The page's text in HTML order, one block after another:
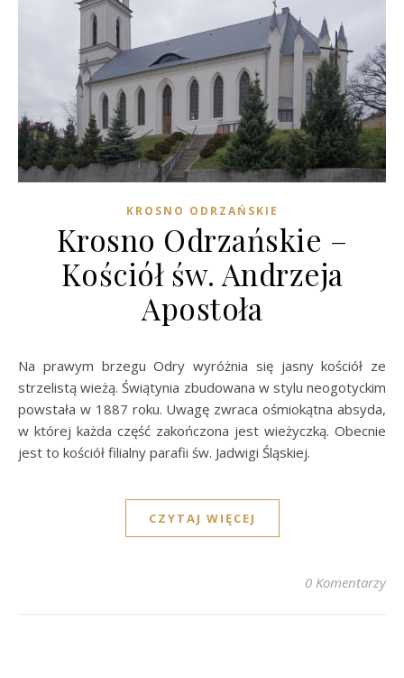
KROSNO ODRZAŃSKIE
Krosno Odrzańskie –
Kościół św. Andrzeja
Apostoła
Na prawym brzegu Odry wyróżnia się jasny kościół ze
strzelistą wieżą. Świątynia zbudowana w stylu neogotyckim
powstała w 1887 roku. Uwagę zwraca ośmiokątna absyda,
w której każda część zakończona jest wieżyczką. Obecnie
jest to kościół filialny parafii św. Jadwigi Śląskiej.
CZYTAJ WIĘCEJ
0 Komentarzy